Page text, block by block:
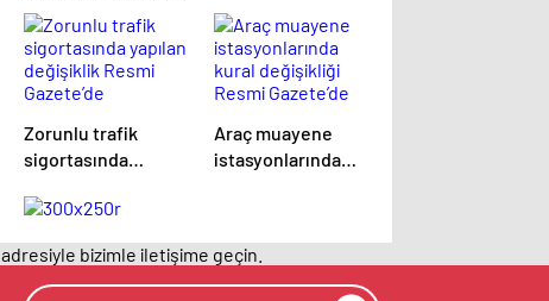
Zorunlu trafik
sigortasında
Resmi Gazete’de
yayımlanarak
yürürlüğe girdi
Araç muayene
istasyonlarında
yayımlanarak
yürürlüğe girdi
adresiyle bizimle iletişime geçin.